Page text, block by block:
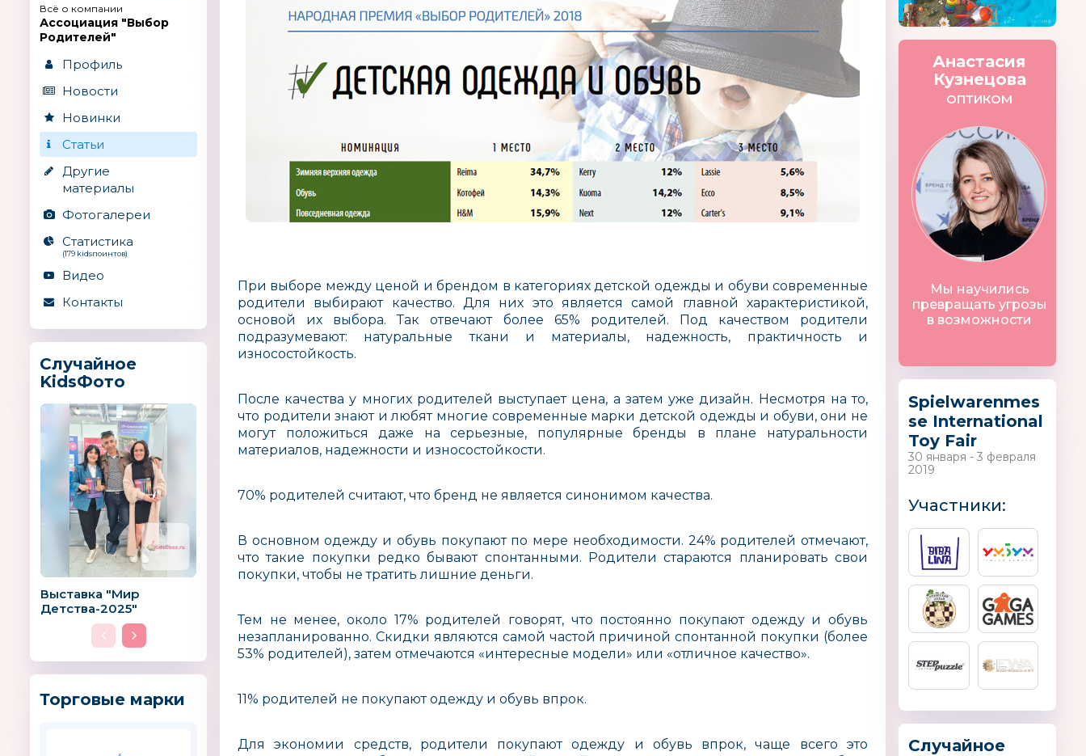
Всё о компании
Ассоциация "Выбор
Родителей"
Профиль
Новости
Новинки
Статьи
Другие
материалы
Фотогалереи
Статистика
(179 kidsпоинтов)
Видео
Контакты
Случайное
KidsФото
Выставка "Мир
Детства-2025"
Торговые марки
При выборе между ценой и брендом в категориях детской одежды и обуви современные
родители выбирают качество. Для них это является самой главной характеристикой,
основой их выбора. Так отвечают более 65% родителей. Под качеством родители
подразумевают: натуральные ткани и материалы, надежность, практичность и
износостойкость.
После качества у многих родителей выступает цена, а затем уже дизайн. Несмотря на то,
что родители знают и любят многие современные марки детской одежды и обуви, они не
могут положиться даже на серьезные, популярные бренды в плане натуральности
материалов, надежности и износостойкости.
70% родителей считают, что бренд не является синонимом качества.
В основном одежду и обувь покупают по мере необходимости. 24% родителей отмечают,
что такие покупки редко бывают спонтанными. Родители стараются планировать свои
покупки, чтобы не тратить лишние деньги.
Тем не менее, около 17% родителей говорят, что постоянно покупают одежду и обувь
незапланированно. Скидки являются самой частой причиной спонтанной покупки (более
53% родителей), затем отмечаются «интересные модели» или «отличное качество».
11% родителей не покупают одежду и обувь впрок.
Для экономии средств, родители покупают одежду и обувь впрок, чаще всего это
Анастасия
Кузнецова
ОПТИКОМ
Мы научились
превращать угрозы
в возможности
Spielwarenmes
se International
Toy Fair
30 января - 3 февраля
2019
Участники:
Случайное